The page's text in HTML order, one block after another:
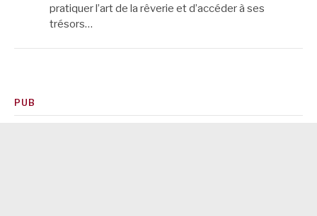
pratiquer l’art de la rêverie et d’accéder à ses
trésors…
PUB